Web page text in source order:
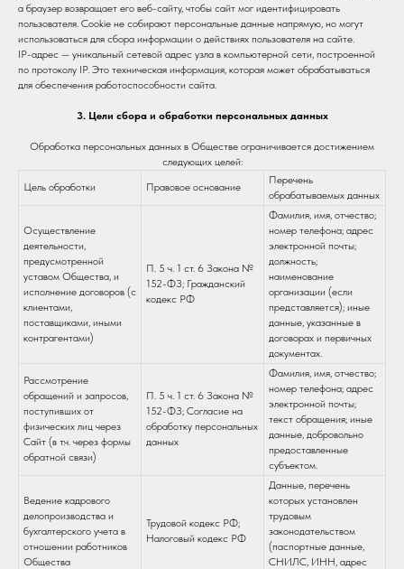
а браузер возвращает его веб-сайту, чтобы сайт мог идентифицировать
пользователя. Cookie не собирают персональные данные напрямую, но могут
использоваться для сбора информации о действиях пользователя на сайте.
IP-адрес — уникальный сетевой адрес узла в компьютерной сети, построенной
по протоколу IP. Это техническая информация, которая может обрабатываться
для обеспечения работоспособности сайта.
3. Цели сбора и обработки персональных данных
Обработка персональных данных в Обществе ограничивается достижением
следующих целей:
Цель обработки
Правовое основание
Перечень
обрабатываемых данных
Осуществление
деятельности,
предусмотренной
уставом Общества, и
исполнение договоров (с
клиентами,
поставщиками, иными
контрагентами)
П. 5 ч. 1 ст. 6 Закона №
152-ФЗ; Гражданский
кодекс РФ
Фамилия, имя, отчество;
номер телефона; адрес
электронной почты;
должность;
наименование
организации (если
представляется); иные
данные, указанные в
договорах и первичных
документах.
Рассмотрение
обращений и запросов,
поступивших от
физических лиц через
Сайт (в т.ч. через формы
обратной связи)
П. 5 ч. 1 ст. 6 Закона №
152-ФЗ; Согласие на
обработку персональных
данных
Фамилия, имя, отчество;
номер телефона; адрес
электронной почты;
текст обращения; иные
данные, добровольно
предоставленные
субъектом.
Ведение кадрового
делопроизводства и
бухгалтерского учета в
отношении работников
Общества
Трудовой кодекс РФ;
Налоговый кодекс РФ
Данные, перечень
которых установлен
трудовым
законодательством
(паспортные данные,
СНИЛС, ИНН, адрес